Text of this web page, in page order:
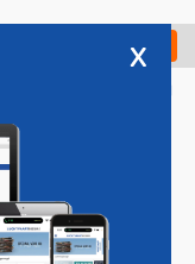
Check in
x